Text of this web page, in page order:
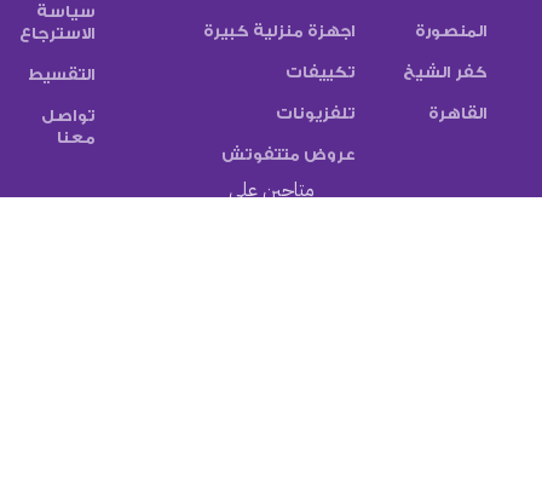
المنصورة
كفر الشيخ
القاهرة
اجهزة منزلية كبيرة
تكييفات
تلفزيونات
عروض متتفوتش
سياسة
الاسترجاع
التقسيط
تواصل
معنا
متاحين على